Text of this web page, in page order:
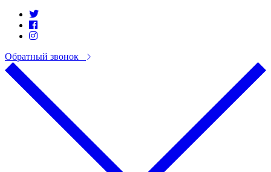
Обратный звонок